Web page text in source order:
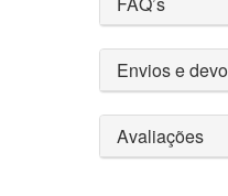
Envios e
Avaliações